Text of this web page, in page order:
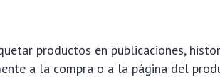
productos en publicaciones,
a la compra o a la página del